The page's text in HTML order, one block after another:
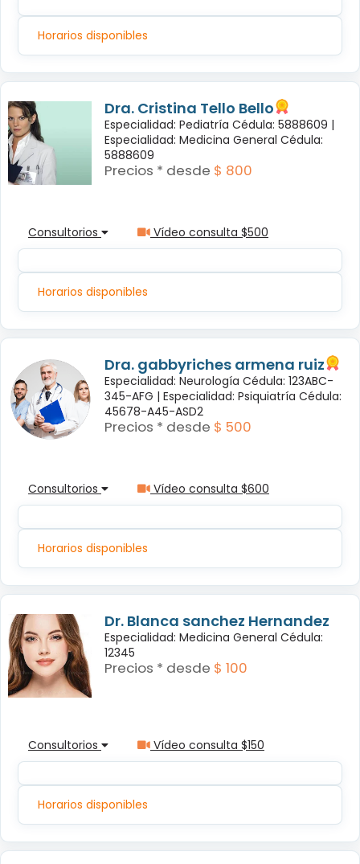
Horarios disponibles
Dra. Cristina Tello Bello
Especialidad: Pediatría Cédula: 5888609 |
Especialidad: Medicina General Cédula:
5888609
Precios * desde $ 800
Consultorios Vídeo consulta $500
Horarios disponibles
Dra. gabbyriches armena ruiz
Especialidad: Neurología Cédula: 123ABC-
345-AFG | Especialidad: Psiquiatría Cédula:
45678-A45-ASD2
Precios * desde $ 500
Consultorios Vídeo consulta $600
Horarios disponibles
Dr. Blanca sanchez Hernandez
Especialidad: Medicina General Cédula:
12345
Precios * desde $ 100
Consultorios Vídeo consulta $150
Horarios disponibles